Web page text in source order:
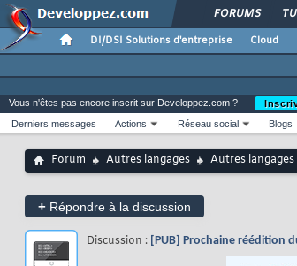
FORUMS
DI/DSI Solutions d'entreprise Cloud
Vous n'êtes pas encore inscrit sur Developpez.com ?
Derniers messages
Actions Réseau social Blogs
Forum Autres langages Autres langages
+ Répondre à la discussion
Discussion : [PUB] Prochaine réédition